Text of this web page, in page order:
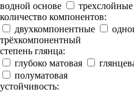
водной основе
трехслойные
количество компонентов:
двухкомпонентные
трёхкомпонентный
степень глянца:
глубоко матовая
полуматовая
устойчивость: